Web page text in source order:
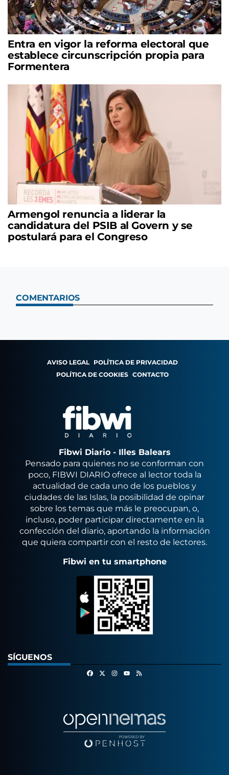
Entra en vigor la reforma electoral que
establece circunscripción propia para
Formentera
Armengol renuncia a liderar la
candidatura del PSIB al Govern y se
postulará para el Congreso
COMENTARIOS
AVISO LEGAL POLÍTICA DE PRIVACIDAD
POLÍTICA DE COOKIES CONTACTO
Fibwi Diario - Illes Balears
Pensado para quienes no se conforman con
poco, FIBWI DIARIO ofrece al lector toda la
actualidad de cada uno de los pueblos y
ciudades de las Islas, la posibilidad de opinar
sobre los temas que más le preocupan, o,
incluso, poder participar directamente en la
confección del diario, aportando la información
que quiera compartir con el resto de lectores.
Fibwi en tu smartphone
SÍGUENOS
FacebookInstagram